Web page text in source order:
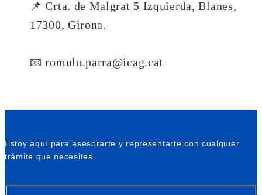
📌 Crta. de Malgrat 5 Izquierda, Blanes,
17300, Girona.
📧 romulo.parra@icag.cat
Estoy aquí para asesorarte y representarte con cualquier
trámite que necesites.